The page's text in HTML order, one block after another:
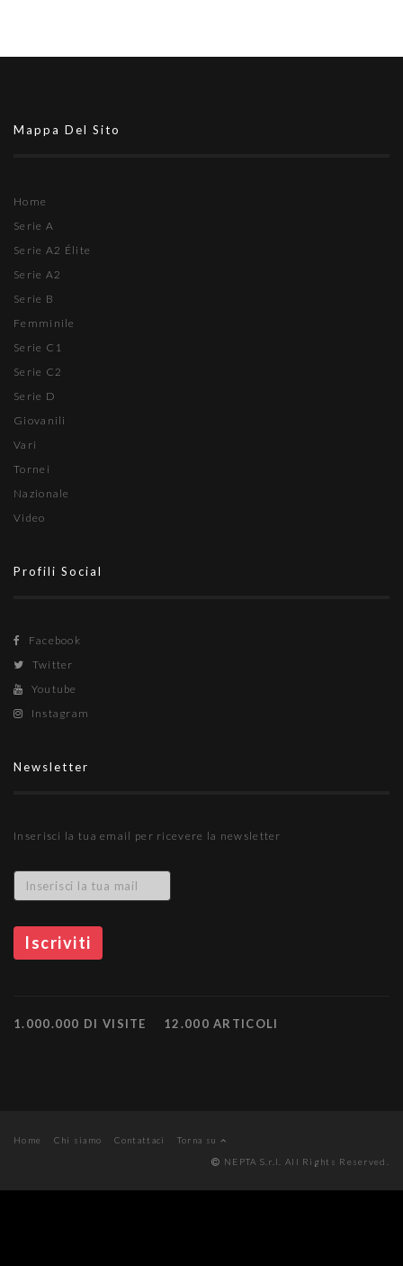
Mappa Del Sito
Home
Serie A
Serie A2 Élite
Serie A2
Serie B
Femminile
Serie C1
Serie C2
Serie D
Giovanili
Vari
Tornei
Nazionale
Video
Profili Social
Facebook
Twitter
Youtube
Instagram
Newsletter
Inserisci la tua email per ricevere la newsletter
1.000.000 DI VISITE 12.000 ARTICOLI
Home Chi siamo Contattaci
Torna su
NEPTA S.r.l. All Rights Reserved.